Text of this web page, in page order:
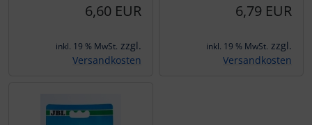
6,60 EUR
inkl. 19 % MwSt. zzgl.
Versandkosten
6,79 EUR
inkl. 19 % MwSt. zzgl.
Versandkosten